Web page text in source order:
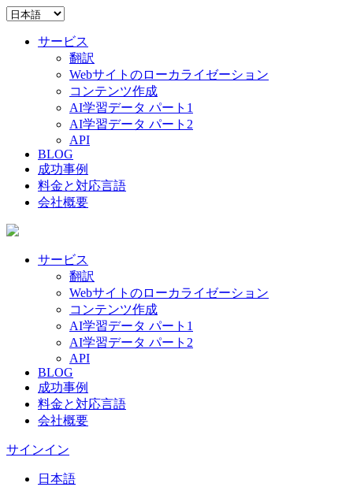
サービス
翻訳
Webサイトのローカライゼーション
コンテンツ作成
AI学習データ パート1
AI学習データ パート2
API
BLOG
成功事例
料金と対応言語
会社概要
サービス
翻訳
Webサイトのローカライゼーション
コンテンツ作成
AI学習データ パート1
AI学習データ パート2
API
BLOG
成功事例
料金と対応言語
会社概要
サインイン
日本語